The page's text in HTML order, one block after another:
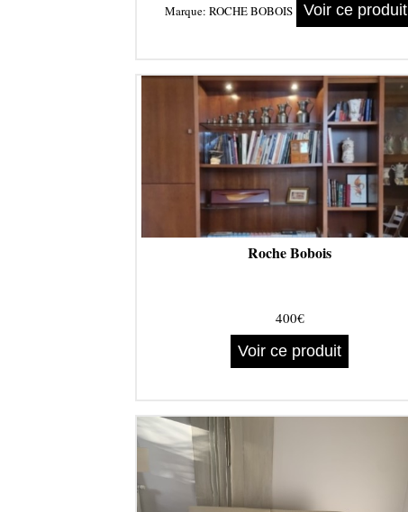
Marque: ROCHE BOBOIS Voir ce produit
Roche Bobois
400€
Voir ce produit